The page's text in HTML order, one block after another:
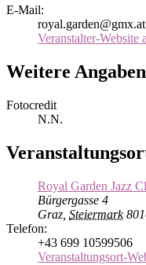
E-Mail:
royal.garden@gmx.at
Veranstalter-Website
Weitere Angaben
Fotocredit
N.N.
Royal Garden Jazz
Bürgergasse 4
Graz Steiermark
Telefon:
+43 699 10599506
Veranstaltungsort-